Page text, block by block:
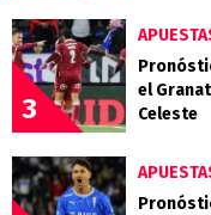
3
el
Celeste